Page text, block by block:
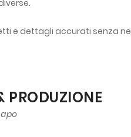
e dettagli accurati senza
PRODUZIONE